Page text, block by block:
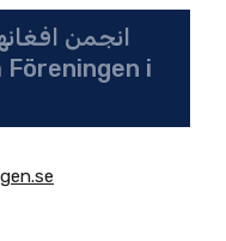
انجمن